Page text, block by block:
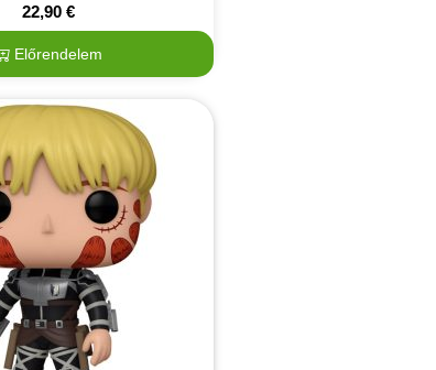
22,90€
Előrendelem